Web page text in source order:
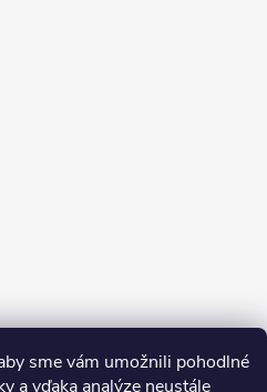
sme vám umožnili pohodlné
a vďaka analýze neustále